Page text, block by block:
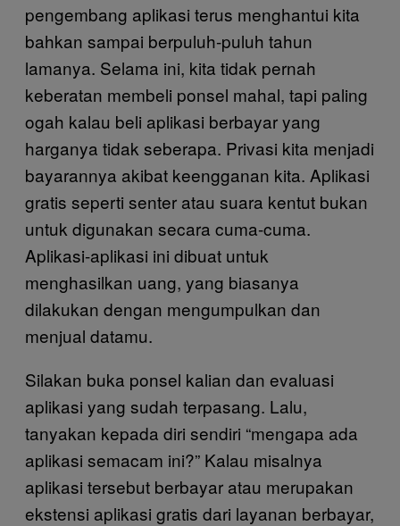
pengembang aplikasi terus menghantui kita
bahkan sampai berpuluh-puluh tahun
lamanya. Selama ini, kita tidak pernah
keberatan membeli ponsel mahal, tapi paling
ogah kalau beli aplikasi berbayar yang
harganya tidak seberapa. Privasi kita menjadi
bayarannya akibat keengganan kita. Aplikasi
gratis seperti senter atau suara kentut bukan
untuk digunakan secara cuma-cuma.
Aplikasi-aplikasi ini dibuat untuk
menghasilkan uang, yang biasanya
dilakukan dengan mengumpulkan dan
menjual datamu.
Silakan buka ponsel kalian dan evaluasi
aplikasi yang sudah terpasang. Lalu,
tanyakan kepada diri sendiri “mengapa ada
aplikasi semacam ini?” Kalau misalnya
aplikasi tersebut berbayar atau merupakan
ekstensi aplikasi gratis dari layanan berbayar,